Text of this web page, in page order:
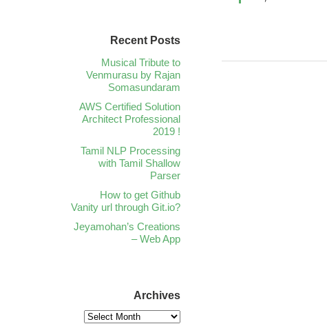
Recent Posts
Musical Tribute to
Venmurasu by Rajan
Somasundaram
AWS Certified Solution
Architect Professional
2019 !
Tamil NLP Processing
with Tamil Shallow
Parser
How to get Github
Vanity url through Git.io?
Jeyamohan’s Creations
– Web App
Archives